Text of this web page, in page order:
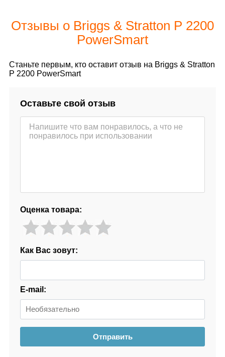
Отзывы о Briggs & Stratton P 2200
PowerSmart
Станьте первым, кто оставит отзыв на Briggs & Stratton
P 2200 PowerSmart
Оставьте свой отзыв
Оценка товара:
Как Вас зовут:
E-mail:
Отправить